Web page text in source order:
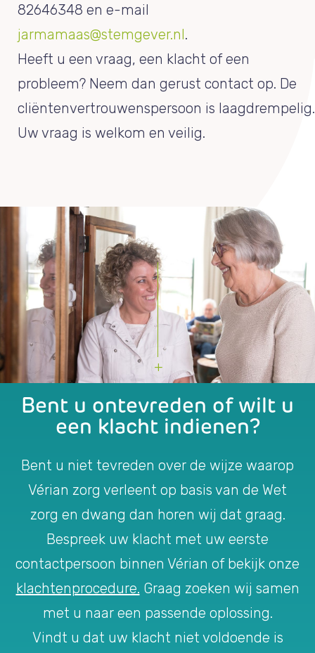
82646348 en e-mail
jarmamaas@stemgever.nl.
Heeft u een vraag, een klacht of een
probleem? Neem dan gerust contact op. De
cliëntenvertrouwenspersoon is laagdrempelig.
Uw vraag is welkom en veilig.
Bent u ontevreden of wilt u
een klacht indienen?
Bent u niet tevreden over de wijze waarop
Vérian zorg verleent op basis van de Wet
zorg en dwang dan horen wij dat graag.
Bespreek uw klacht met uw eerste
contactpersoon binnen Vérian of bekijk onze
klachtenprocedure. Graag zoeken wij samen
met u naar een passende oplossing.
Vindt u dat uw klacht niet voldoende is